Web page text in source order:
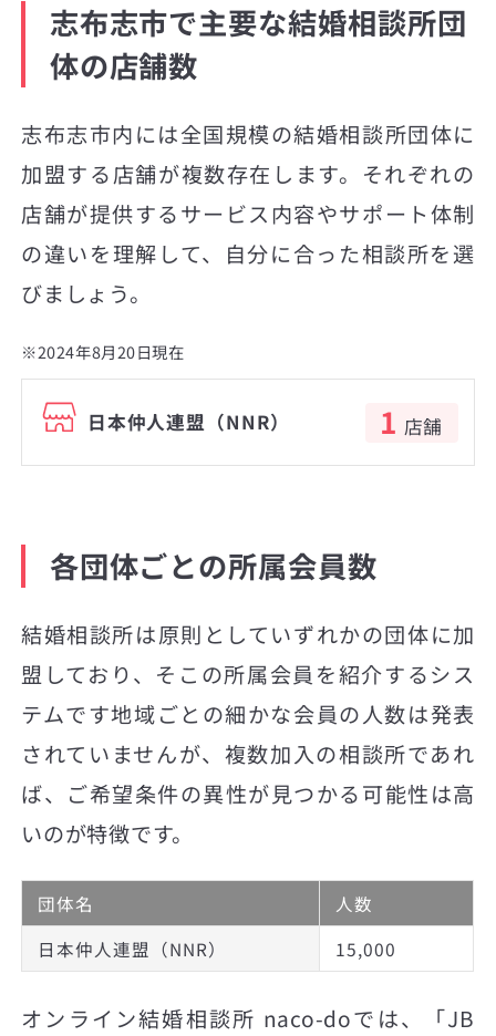
志布志市で主要な結婚相談所団
体の店舗数
志布志市内には全国規模の結婚相談所団体に
加盟する店舗が複数存在します。それぞれの
店舗が提供するサービス内容やサポート体制
の違いを理解して、自分に合った相談所を選
びましょう。
※2024年8月20日現在
日本仲人連盟（NNR） 1 店舗
各団体ごとの所属会員数
結婚相談所は原則としていずれかの団体に加
盟しており、そこの所属会員を紹介するシス
テムです地域ごとの細かな会員の人数は発表
されていませんが、複数加入の相談所であれ
ば、ご希望条件の異性が見つかる可能性は高
いのが特徴です。
団体名
人数
日本仲人連盟（NNR）
15,000
オンライン結婚相談所 naco-doでは、「JB